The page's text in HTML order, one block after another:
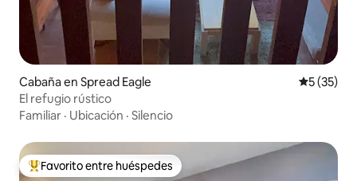
Cabaña en Spread Eagle
5 (35)
El refugio rústico
Familiar · Ubicación · Silencio
Favorito entre huéspedes preferido
Favorito entre huéspedes